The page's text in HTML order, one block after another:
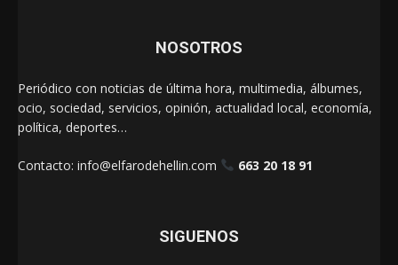
NOSOTROS
Periódico con noticias de última hora, multimedia, álbumes,
ocio, sociedad, servicios, opinión, actualidad local, economía,
política, deportes…
Contacto: info@elfarodehellin.com 663 20 18 91
SIGUENOS